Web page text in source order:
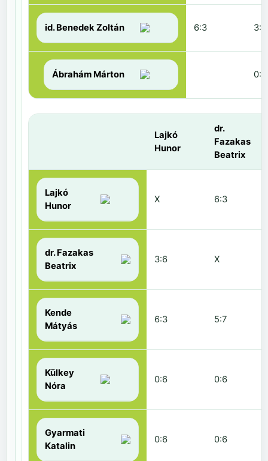
id. Benedek Zoltán 6:3 3:6
Ábrahám Márton 0:6
Lajkó
Hunor
dr.
Fazakas
Beatrix
Lajkó
Hunor
X 6:3
dr. Fazakas
Beatrix
3:6 X
Kende
Mátyás
6:3 5:7
Külkey
Nóra
0:6 0:6
Gyarmati
Katalin
0:6 0:6